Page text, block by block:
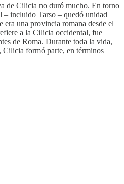
de Cilicia no duró mucho. En torno
incluido Tarso – quedó unidad
era una provincia romana desde el
a la Cilicia occidental, fue
de Roma. Durante toda la vida,
Cilicia formó parte, en términos